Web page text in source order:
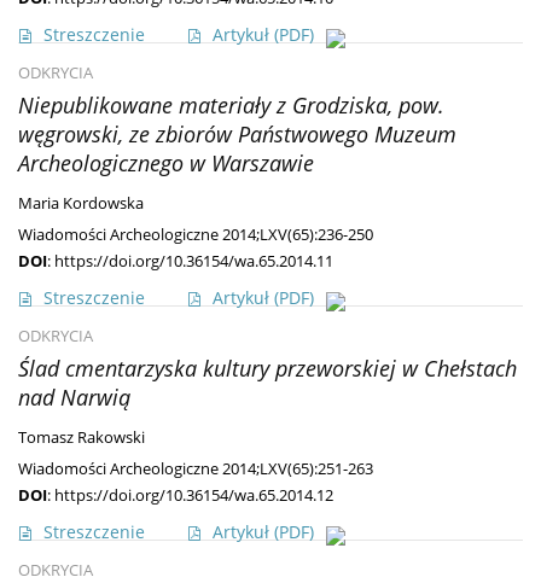
Streszczenie Artykuł (PDF)
ODKRYCIA
Niepublikowane materiały z Grodziska, pow.
węgrowski, ze zbiorów Państwowego Muzeum
Archeologicznego w Warszawie
Maria Kordowska
Wiadomości Archeologiczne 2014;LXV(65):236-250
DOI: https://doi.org/10.36154/wa.65.2014.11
Streszczenie Artykuł (PDF)
ODKRYCIA
Ślad cmentarzyska kultury przeworskiej w Chełstach
nad Narwią
Tomasz Rakowski
Wiadomości Archeologiczne 2014;LXV(65):251-263
DOI: https://doi.org/10.36154/wa.65.2014.12
Streszczenie Artykuł (PDF)
ODKRYCIA